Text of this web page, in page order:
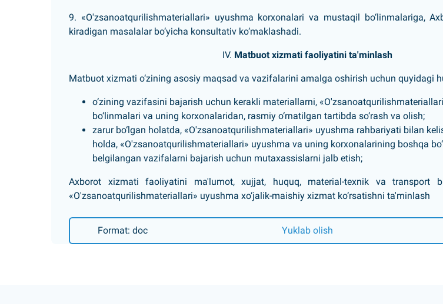
9. «O'zsanoatqurilishmateriallari» uyushma korxonalari va mustaqil bo‘linmalariga,
kiradigan masalalar bo‘yicha konsultativ ko‘maklashadi.
IV. Matbuot xizmati faoliyatini ta'minlash
Matbuot xizmati o‘zining asosiy maqsad va vazifalarini amalga oshirish uchun quyidagi
o‘zining vazifasini bajarish uchun kerakli materiallarni,
bo‘linmalari va uning korxonalaridan, rasmiy o‘rnatilgan tartibda so‘rash va olish;
zarur bo‘lgan holatda, «O'zsanoatqurilishmateriallari» uyushma rahbariyati bilan
holda, «O'zsanoatqurilishmateriallari» uyushma va uning korxonalarining boshqa
belgilangan vazifalarni bajarish uchun mutaxassislarni jalb etish;
Axborot xizmati faoliyatini ma'lumot, xujjat, huquq, material-texnik va transport
«O'zsanoatqurilishmateriallari» uyushma xo‘jalik-maishiy xizmat ko‘rsatishni ta'minlash
Format: doc Yuklab olish